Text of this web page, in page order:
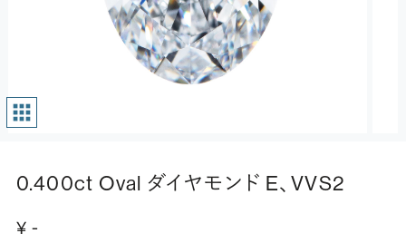
0.400ct Oval ダイヤモンド E、VVS2
¥ -